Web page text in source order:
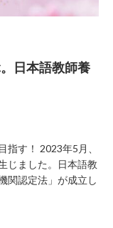
日本語教師養
指す！ 2023年5月、
じました。日本語教
関認定法」が成立し